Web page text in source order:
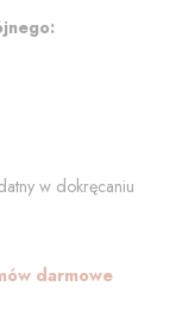
w dokręcaniu
darmowe